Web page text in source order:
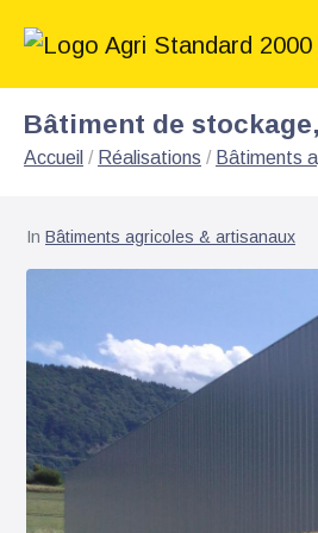
Bâtiment de
Accueil / Réalisations / Bâtiments
In Bâtiments agricoles & artisanaux